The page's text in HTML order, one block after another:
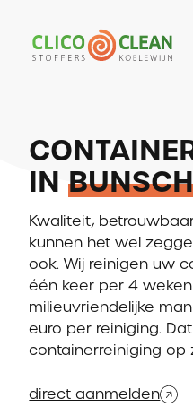
IN
Kwaliteit,
kunnen het wel
ook. Wij reinigen uw
één keer per 4
milieuvriendelijke
euro per reiniging.
containerreiniging op
direct aanmelden